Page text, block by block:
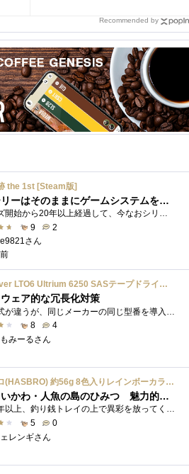
Recommended by
the 1st [Steam版]
ストーリーはそのままにゲームシステムを現代化
9
2
さん
StoreEver LTO6 Ultrium 6250 SASテープドライブ(内蔵型)
ェア的な冗長化対策
8
4
みーるさん
ハズブロ(HASBRO) 約56g 8色入りレインボーカラーのプレイ・ドー、新学期用品、2才以上のプリスクールの子供向け、子供向けのアート&クラフト 粘土 ねんど、こどもの日、子供の日プレゼント
映画ちいかわ・人魚の島のひみつ 魅力的なビラン：セイレーンを造ってみた
もう１年以上、釣り銭トレイの上で異彩を放ってくれたミャクミャクのマグネット 映画ちいかわ人魚の島のひみつを鑑賞後、素敵なビランのセイ...
5
0
レンギさん